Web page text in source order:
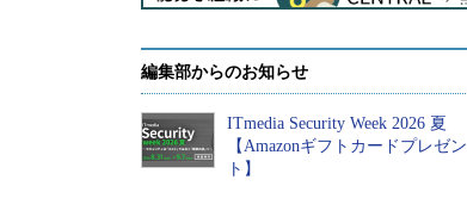
編集部からのお知らせ
ITmedia Security Week 2026 夏
【Amazonギフトカードプレゼン
ト】